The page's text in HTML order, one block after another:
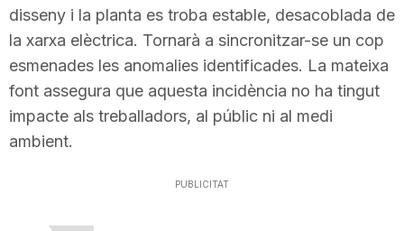
r
r
a
disseny i la planta es troba estable, desacoblada de
la xarxa elèctrica. Tornarà a sincronitzar-se un cop
esmenades les anomalies identificades. La mateixa
font assegura que aquesta incidència no ha tingut
impacte als treballadors, al públic ni al medi
ambient.
PUBLICITAT